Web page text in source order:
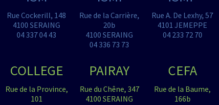
Rue Cockerill, 148
4100 SERAING
04 337 04 43
Rue de la Carrière,
20b
4100 SERAING
04 336 73 73
Rue A. De Lexhy, 57
4101 JEMEPPE
04 233 72 70
COLLEGE
Rue de la Province,
101
PAIRAY
Rue du Chêne, 347
4100 SERAING
CEFA
Rue de la Baume,
166b